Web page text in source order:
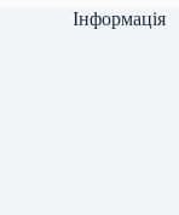
Інформація